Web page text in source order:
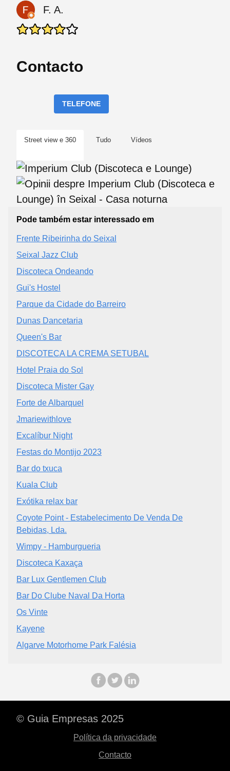
F. A.
Contacto
TELEFONE
Street view e 360 Tudo Vídeos
Pode também estar interessado em
Frente Ribeirinha do Seixal
Seixal Jazz Club
Discoteca Ondeando
Gui's Hostel
Parque da Cidade do Barreiro
Dunas Dancetaria
Queen's Bar
DISCOTECA LA CREMA SETUBAL
Hotel Praia do Sol
Discoteca Mister Gay
Forte de Albarquel
Jmariewithlove
Excalíbur Night
Festas do Montijo 2023
Bar do txuca
Kuala Club
Exótika relax bar
Coyote Point - Estabelecimento De Venda De
Bebidas, Lda.
Wimpy - Hamburgueria
Discoteca Kaxaça
Bar Lux Gentlemen Club
Bar Do Clube Naval Da Horta
Os Vinte
Kayene
Algarve Motorhome Park Falésia
© Guia Empresas 2025
Política da privacidade
Contacto